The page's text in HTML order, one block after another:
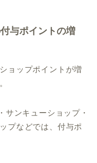
与ポイントの増
ョップポイントが増
サンキューショップ・
プなどでは、付与ポ